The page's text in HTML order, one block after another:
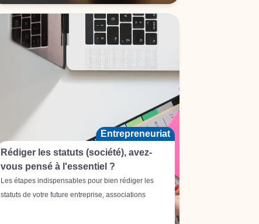
Entrepreneuriat
Rédiger les statuts (société), avez-
vous pensé à l'essentiel ?
Les étapes indispensables pour bien rédiger les
statuts de votre future entreprise, associations